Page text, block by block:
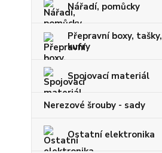
Nářadí, pomůcky
Přepravní boxy, tašky,
kufry
Spojovací materiál
Nerezové šrouby - sady
Ostatní elektronika